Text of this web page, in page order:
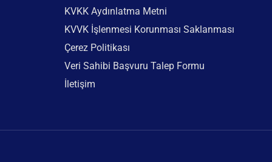
KVKK Aydınlatma Metni
KVVK İşlenmesi Korunması Saklanması
Çerez Politikası
Veri Sahibi Başvuru Talep Formu
İletişim